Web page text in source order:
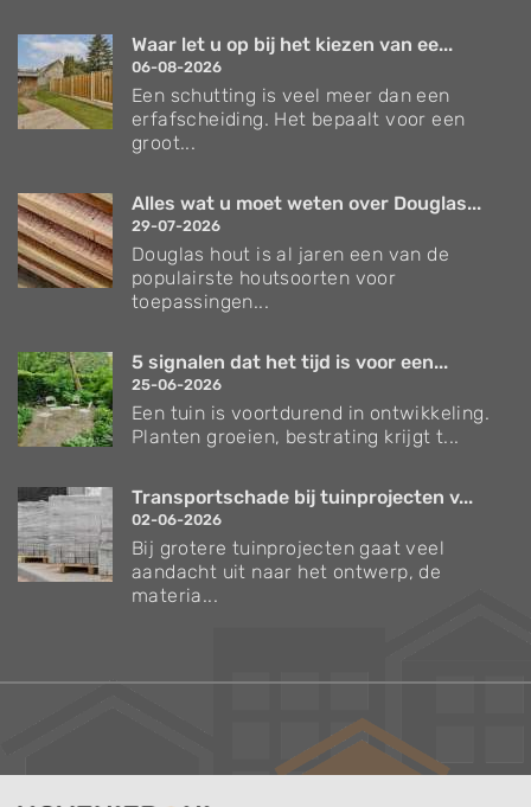
Waar let u op bij het kiezen van ee...
06-08-2026
Een schutting is veel meer dan een
erfafscheiding. Het bepaalt voor een
groot...
Alles wat u moet weten over Douglas...
29-07-2026
Douglas hout is al jaren een van de
populairste houtsoorten voor
toepassingen...
5 signalen dat het tijd is voor een...
25-06-2026
Een tuin is voortdurend in ontwikkeling.
Planten groeien, bestrating krijgt t...
Transportschade bij tuinprojecten v...
02-06-2026
Bij grotere tuinprojecten gaat veel
aandacht uit naar het ontwerp, de
materia...